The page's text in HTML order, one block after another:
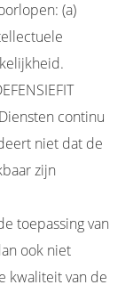
(a)
continu
niet dat de
zijn
toepassing van
ook niet
kwaliteit van de